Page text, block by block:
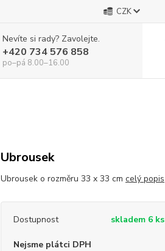
CZK
Nevíte si rady? Zavolejte.
+420 734 576 858
po–pá 8.00–16.00
Ubrousek
Ubrousek o rozměru 33 x 33 cm celý popis
Dostupnost skladem 6 ks
Nejsme plátci DPH